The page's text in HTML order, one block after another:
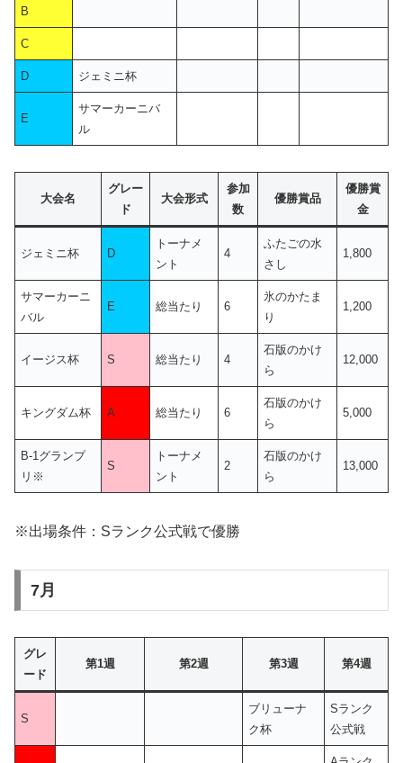
B
C
D ジェミニ杯
E
サマーカーニバ
ル
大会名
グレー
ド
大会形式
参加
数
優勝賞品
優勝賞
金
ジェミニ杯 D
トーナメ
ント
4
ふたごの水
さし
1,800
サマーカーニ
バル
E 総当たり 6
氷のかたま
り
1,200
イージス杯 S 総当たり 4
石版のかけ
ら
12,000
キングダム杯 A 総当たり 6
石版のかけ
ら
5,000
B-1グランプ
リ※
S
トーナメ
ント
2
石版のかけ
ら
13,000
※出場条件：Sランク公式戦で優勝
7月
グレ
ード
第1週 第2週 第3週 第4週
S
ブリューナ
ク杯
Sランク
公式戦